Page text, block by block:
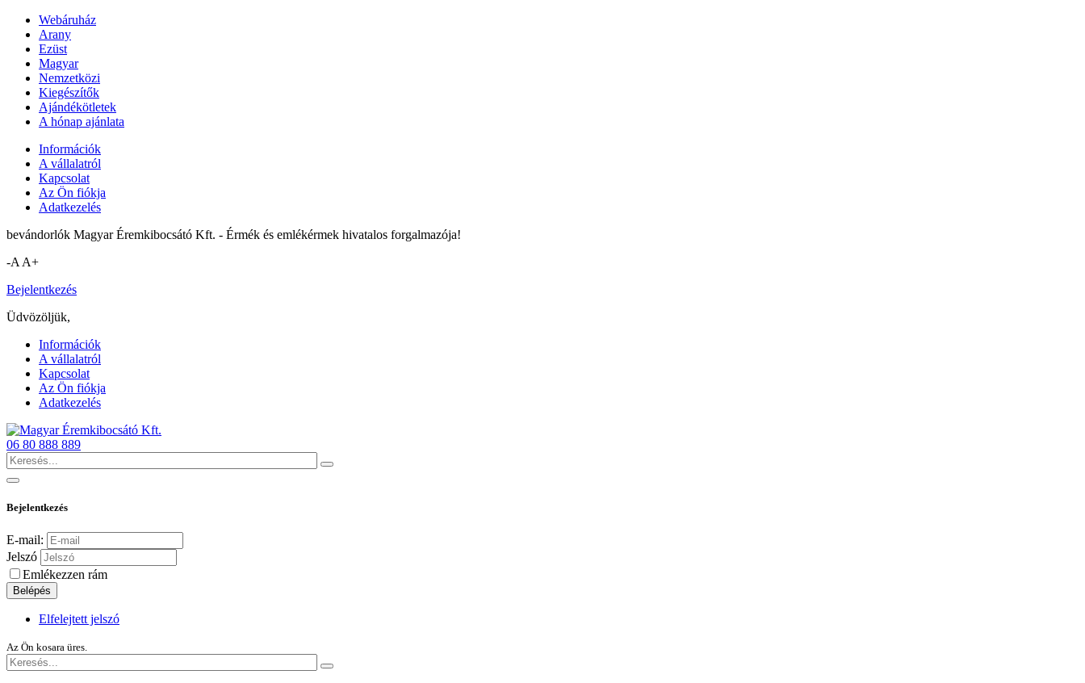
Webáruház
Arany
Ezüst
Magyar
Nemzetközi
Kiegészítők
Ajándékötletek
A hónap ajánlata
Információk
A vállalatról
Kapcsolat
Az Ön fiókja
Adatkezelés
bevándorlók Magyar Éremkibocsátó Kft. - Érmék és emlékérmek hivatalos forgalmazója!
-A A+
Bejelentkezés
Üdvözöljük,
Információk
A vállalatról
Kapcsolat
Az Ön fiókja
Adatkezelés
06 80 888 889
Bejelentkezés
E-mail:
Jelszó
Emlékezzen rám
Belépés
Elfelejtett jelszó
Az Ön kosara üres.